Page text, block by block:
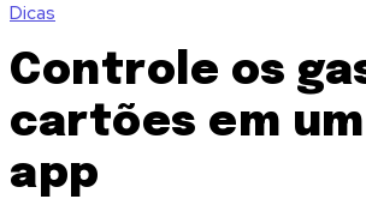
Dicas
Controle os
cartões em
app